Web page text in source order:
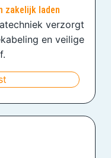
zakelijk laden
verzorgt
en veilige